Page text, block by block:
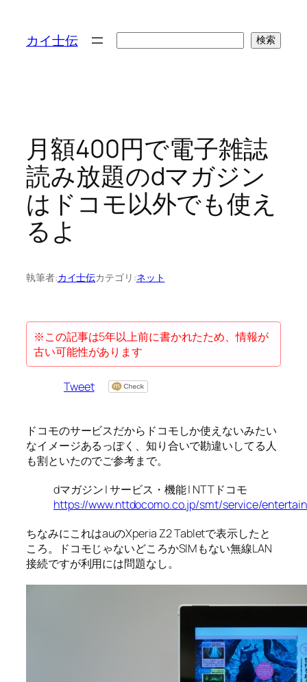
カイ士伝 検索
月額400円で電子雑誌
読み放題のdマガジン
はドコモ以外でも使え
るよ
執筆者:カイ士伝カテゴリ:ネット
※この記事は5年以上前に書かれたため、情報が
古い可能性があります
Tweet
ドコモのサービスだからドコモしか使えないみたい
なイメージあるっぽく、知り合いで勘違いしてる人
も割といたのでご参考まで。
dマガジン | サービス・機能 | NTTドコモ
https://www.nttdocomo.co.jp/smt/service/
ちなみにこれはauのXperia Z2 Tabletで表示したと
ころ。ドコモじゃないどころかSIMもない無線LAN
接続ですが利用には問題なし。